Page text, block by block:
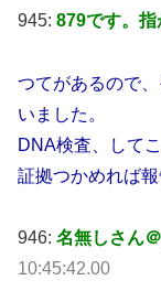
945: 879です。指
つてがあるので
いました。
DNA検査、して
証拠つかめれば
946: 名無しさん
10:45:42.00